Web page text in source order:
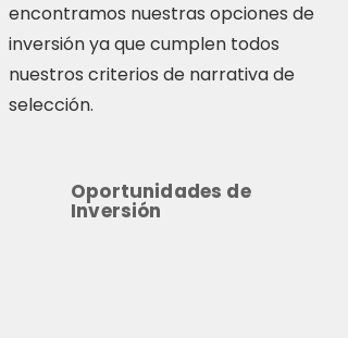
encontramos nuestras opciones de
inversión ya que cumplen todos
nuestros criterios de narrativa de
selección.
Oportunidades de
Inversión